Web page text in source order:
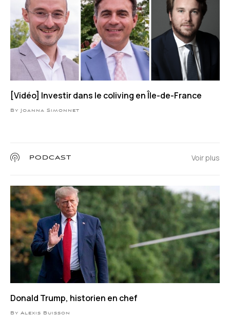
[Vidéo] Investir dans le coliving en Île-de-France
By Joanna Simonnet
PODCAST Voir plus
Donald Trump, historien en chef
By Alexis Buisson